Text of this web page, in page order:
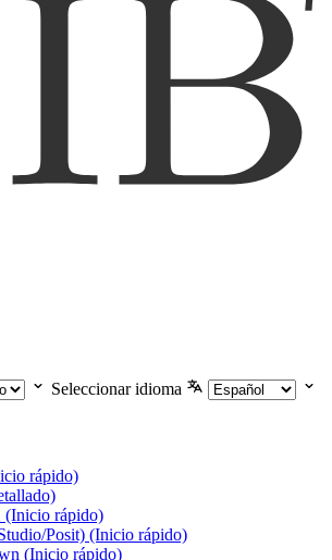
Seleccionar idioma
rápido)
(Inicio rápido)
Posit) (Inicio rápido)
(Inicio rápido)